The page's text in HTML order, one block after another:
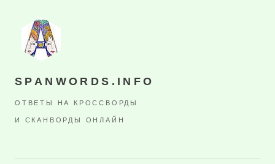
SPANWORDS.INFO
ОТВЕТЫ НА КРОССВОРДЫ
И СКАНВОРДЫ ОНЛАЙН